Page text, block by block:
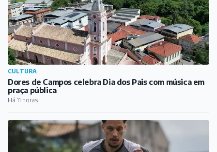
CULTURA
Dores de Campos celebra Dia dos Pais com música em
praça pública
Há 11 horas